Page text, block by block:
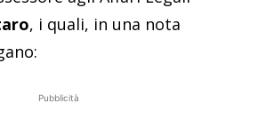
, i quali, in una nota
Pubblicità